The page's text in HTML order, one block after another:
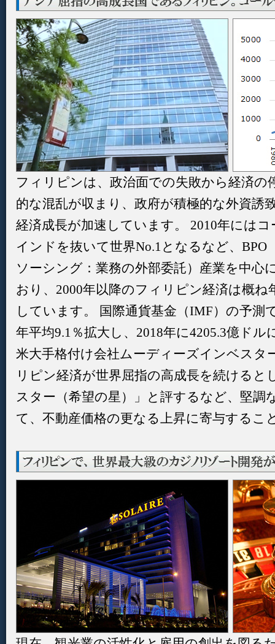
フィリピンは、政治面での失敗から経済
的な混乱が収まり、政府が積極的な外資誘
経済成長が加速しています。 2010年には
インドを抜いて世界No.1となるなど、
ソーシング：業務の外部委託）産業を中心
おり、2000年以降のフィリピン経済は概ね
しています。 国際通貨基金（IMF）の予測
年平均9.1％拡大し、2018年に4205.3億ド
米大手格付け会社ムーディーズインベスタ
リピン経済が世界屈指の高成長を続ける
スター（希望の星）」と評するなど、堅調
て、不動産価格の更なる上昇に寄与するこ